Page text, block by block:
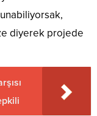
diyerek projede